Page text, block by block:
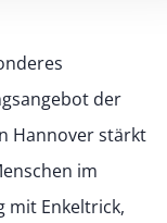
der
Hannover stärkt
im
mit Enkeltrick,